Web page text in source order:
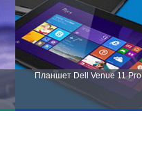
Планшет Dell Venue 11 Pro